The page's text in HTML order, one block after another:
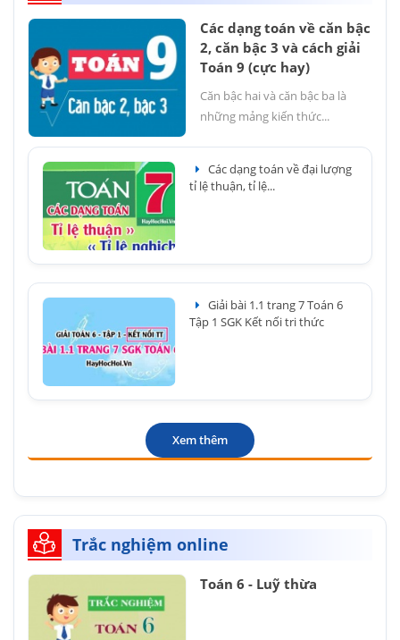
Các dạng toán về căn bậc
2, căn bậc 3 và cách giải
Toán 9 (cực hay)
Căn bậc hai và căn bậc ba là
những mảng kiến thức...
Các dạng toán về đại lượng
tỉ lệ thuận, tỉ lệ...
Giải bài 1.1 trang 7 Toán 6
Tập 1 SGK Kết nối tri thức
Xem thêm
Trắc nghiệm online
Toán 6 - Luỹ thừa